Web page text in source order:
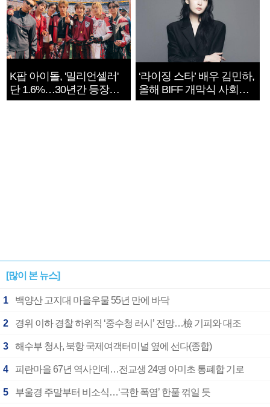
K팝 아이돌, '밀리언셀러'
단 1.6%…30년간 등장
1182개팀 전수조사
‘라이징 스타’ 배우 김민하,
올해 BIFF 개막식 사회자
확정
[많이 본 뉴스]
1 백양산 고지대 마을우물 55년 만에 바닥
2 경위 이하 경찰 하위직 ‘중수청 러시’ 전망…檢 기피와 대조
3 해수부 청사, 북항 국제여객터미널 옆에 선다(종합)
4 피란마을 67년 역사인데…전교생 24명 아미초 통폐합 기로
5 부울경 주말부터 비소식…‘극한 폭염’ 한풀 꺾일 듯